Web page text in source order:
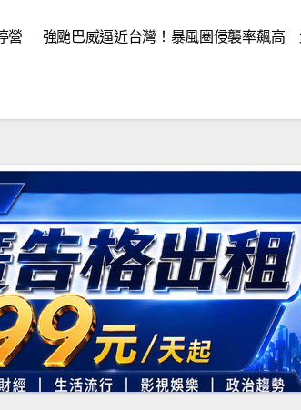
強颱巴威逼近台灣！暴風圈侵襲率飆高
營